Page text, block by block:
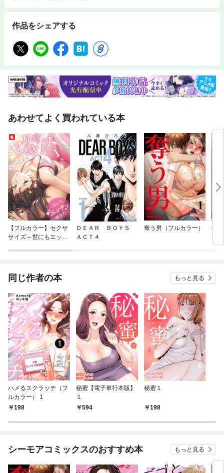
作品をシェアする
あわせてよく買われている本
【フルカラー】セクサ
サイズ～世にもエッチ
ＤＥＡＲ ＢＯＹＳ
ＡＣＴ４
奪う男（フルカラー）
生
同じ作者の本 もっと見る
ハメるスクラッチ（フ
ルカラー） 1
198
秘蜜【電子単行本版】
１
594
秘蜜１
198
シーモアコミックスのおすすめ本 もっと見る